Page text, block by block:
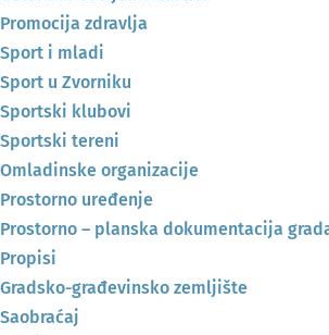
Promocija zdravlja
Sport i mladi
Sport u Zvorniku
Sportski klubovi
Sportski tereni
Omladinske organizacije
Prostorno uređenje
Prostorno – planska dokumentacija
Propisi
Gradsko-građevinsko zemljište
Saobraćaj